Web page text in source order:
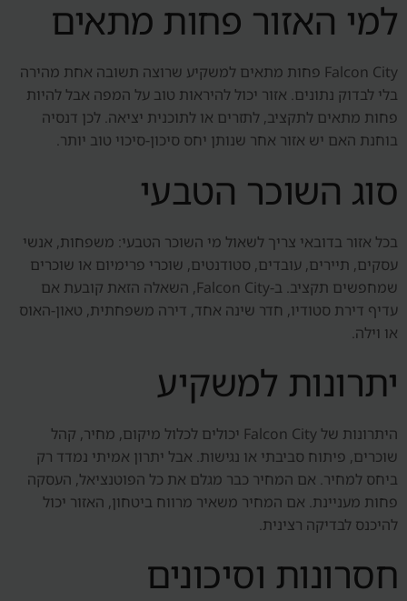
למי האזור פחות מתאים
Falcon City פחות מתאים למשקיע שרוצה תשובה אחת מהירה
בלי לבדוק נתונים. אזור יכול להיראות טוב על המפה אבל להיות
פחות מתאים לתקציב, לתזרים או לתוכנית יציאה. לכן דנסיה
בוחנת האם יש אזור אחר שנותן יחס סיכון-סיכוי טוב יותר.
סוג השוכר הטבעי
בכל אזור בדובאי צריך לשאול מי השוכר הטבעי: משפחות, אנשי
עסקים, תיירים, עובדים, סטודנטים, שוכרי פרימיום או שוכרים
שמחפשים תקציב. ב-Falcon City, השאלה הזאת קובעת אם
עדיף דירת סטודיו, חדר שינה אחד, דירה משפחתית, טאון-האוס
או וילה.
יתרונות למשקיע
היתרונות של Falcon City יכולים לכלול מיקום, מחיר, קהל
שוכרים, פיתוח סביבתי או נגישות. אבל יתרון אמיתי נמדד רק
ביחס למחיר. אם המחיר כבר מגלם את כל הפוטנציאל, העסקה
פחות מעניינת. אם המחיר משאיר מרווח ביטחון, האזור יכול
להיכנס לבדיקה רצינית.
חסרונות וסיכונים